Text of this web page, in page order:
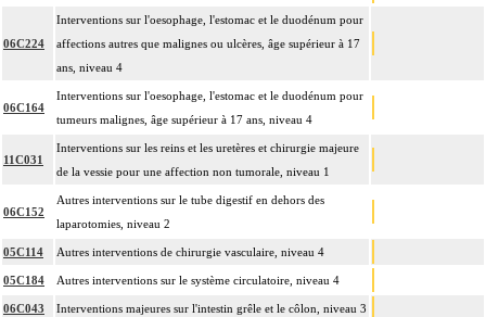
06C224
Interventions sur l'oesophage, l'estomac et le duodénum pour
affections autres que malignes ou ulcères, âge supérieur à 17
ans, niveau 4
06C164
Interventions sur l'oesophage, l'estomac et le duodénum pour
tumeurs malignes, âge supérieur à 17 ans, niveau 4
11C031
Interventions sur les reins et les uretères et chirurgie majeure
de la vessie pour une affection non tumorale, niveau 1
06C152
Autres interventions sur le tube digestif en dehors des
laparotomies, niveau 2
05C114 Autres interventions de chirurgie vasculaire, niveau 4
05C184 Autres interventions sur le système circulatoire, niveau 4
06C043 Interventions majeures sur l'intestin grêle et le côlon, niveau 3